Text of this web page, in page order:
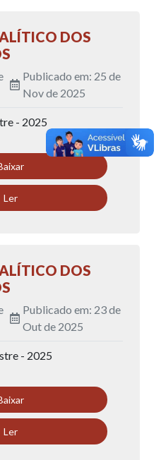
DOS
Publicado em: 25 de
Nov de 2025
- 2025
Ler
DOS
Publicado em: 23 de
Out de 2025
- 2025
Ler